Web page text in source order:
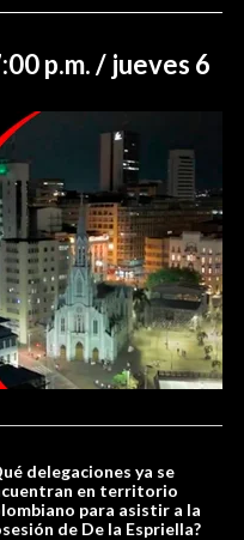
p.m. / jueves 6
delegaciones ya se
en territorio
para asistir a la
de De la Espriella?